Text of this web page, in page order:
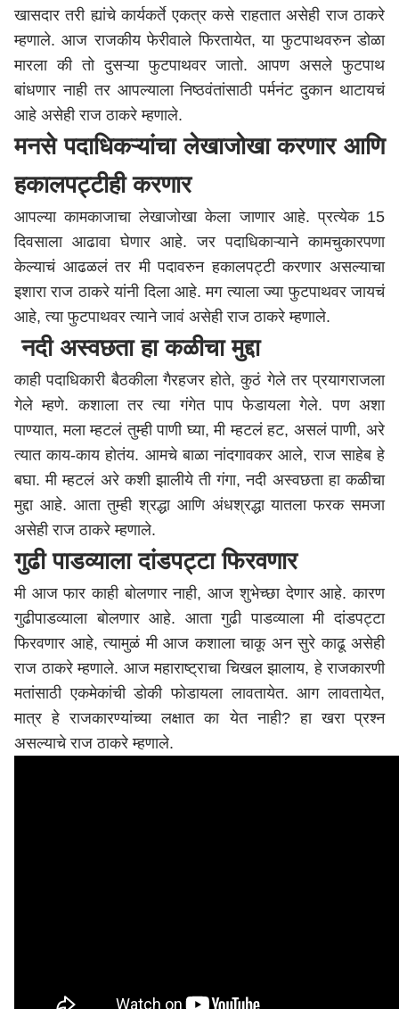
खासदार तरी ह्यांचे कार्यकर्ते एकत्र कसे राहतात असेही राज ठाकरे
म्हणाले. आज राजकीय फेरीवाले फिरतायेत, या फुटपाथवरुन डोळा
मारला की तो दुसऱ्या फुटपाथवर जातो. आपण असले फुटपाथ
बांधणार नाही तर आपल्याला निष्ठवंतांसाठी पर्मनंट दुकान थाटायचं
आहे असेही राज ठाकरे म्हणाले.
मनसे पदाधिकऱ्यांचा लेखाजोखा करणार आणि
हकालपट्टीही करणार
आपल्या कामकाजाचा लेखाजोखा केला जाणार आहे. प्रत्येक 15
दिवसाला आढावा घेणार आहे. जर पदाधिकाऱ्याने कामचुकारपणा
केल्याचं आढळलं तर मी पदावरुन हकालपट्टी करणार असल्याचा
इशारा राज ठाकरे यांनी दिला आहे. मग त्याला ज्या फुटपाथवर जायचं
आहे, त्या फुटपाथवर त्याने जावं असेही राज ठाकरे म्हणाले.
नदी अस्वछता हा कळीचा मुद्दा
काही पदाधिकारी बैठकीला गैरहजर होते, कुठं गेले तर प्रयागराजला
गेले म्हणे. कशाला तर त्या गंगेत पाप फेडायला गेले. पण अशा
पाण्यात, मला म्हटलं तुम्ही पाणी घ्या, मी म्हटलं हट, असलं पाणी, अरे
त्यात काय-काय होतंय. आमचे बाळा नांदगावकर आले, राज साहेब हे
बघा. मी म्हटलं अरे कशी झालीये ती गंगा, नदी अस्वछता हा कळीचा
मुद्दा आहे. आता तुम्ही श्रद्धा आणि अंधश्रद्धा यातला फरक समजा
असेही राज ठाकरे म्हणाले.
गुढी पाडव्याला दांडपट्टा फिरवणार
मी आज फार काही बोलणार नाही, आज शुभेच्छा देणार आहे. कारण
गुढीपाडव्याला बोलणार आहे. आता गुढी पाडव्याला मी दांडपट्टा
फिरवणार आहे, त्यामुळं मी आज कशाला चाकू अन सुरे काढू असेही
राज ठाकरे म्हणाले. आजमहाराष्ट्राचा चिखल झालाय, हे राजकारणी
मतांसाठी एकमेकांची डोकी फोडायला लावतायेत. आग लावतायेत,
मात्र हे राजकारण्यांच्या लक्षात का येत नाही? हा खरा प्रश्न
असल्याचे राज ठाकरे म्हणाले.